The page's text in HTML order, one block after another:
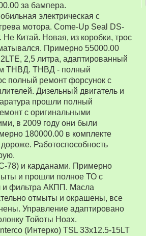
за бампера.
электрическая с
мотора. Come-Up Seal DS-
Не Китай. Новая, из коробки, трос
Примерно 55000.00
2,5 литра, адаптированный
ТНВД. ТНВД - полный
полный ремонт форсунок с
Дизельный двигатель и
прошли полный
с оригинальными
в 2009 году они были
180000.00 в комплекте
Работоспособность
78) и карданами. Примерно
и прошли полное ТО с
и фильтра АКПП. Масла
отмыты и окрашены, все
Управление адаптировано
Тойоты Ноах.
(Интерко) TSL 33x12.5-15LT